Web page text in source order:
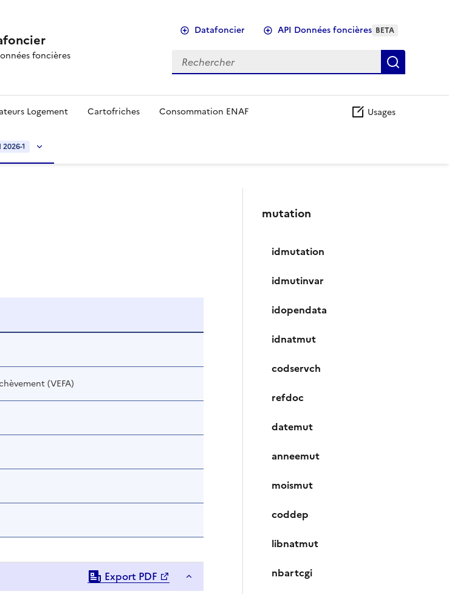
foncières
Datafoncier API Données foncières BETA
Rechercher
Logement Cartofriches Consommation ENAF Usages
2026-1
(VEFA)
Export PDF
mutation
idmutation
idmutinvar
idopendata
idnatmut
codservch
refdoc
datemut
anneemut
moismut
coddep
libnatmut
nbartcgi